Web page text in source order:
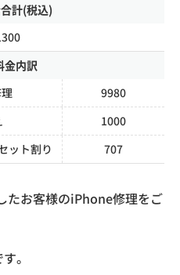
計(税込)
金内訳
9980
1000
ット割り
707
たお客様のiPhone修理をご
。